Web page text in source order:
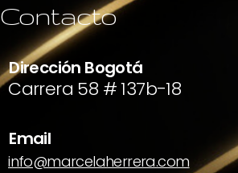
Contacto
Dirección Bogotá
Carrera 58 # 137b-18
Email
info@marcelaherrera.com